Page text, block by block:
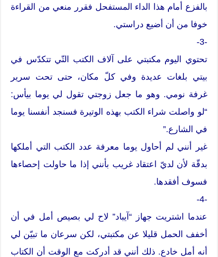
بالفزع أمام هذا الداء المستفحل فقرر منعي من القراءة
خوفا من أن أضيع دراستي.
-3-
تحتوي اليوم مكتبتي على آلاف الكتب التّي تتكدّس في
بيتي بلغات عديدة وفي كلّ مكان، حتى تحت سرير
غرفة نومي. وهو ما جعل زوجتي تقول لي يوما بيأس:
“لو واصلت شراء الكتب بهذه الوتيرة فسنجد أنفسنا يوما
في الشارع.”
غير أنني لم أحاول يوما معرفة عدد الكتب التي أملكها
بدقّة لأن لديّ اعتقاد غريب بأنني إذا ما حاولت إحصاءها
فسوف أفقدها.
-4-
عندما اشتريت جهاز “آيباد” لاح لي بصيص أمل في أن
أخفف الحمل قليلا عن مكتبتي، لكن سرعان ما تبيّن لي
أنه أمل خادع. ذلك أنني قد أدركت مع الوقت أن الكتاب